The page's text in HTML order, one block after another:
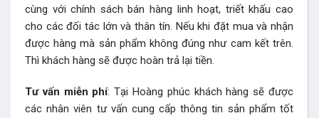
cùng với chính sách bán hàng linh hoạt, triết khấu cao
cho các đối tác lớn và thân tín. Nếu khi đặt mua và nhận
được hàng mà sản phẩm không đúng như cam kết trên.
Thì khách hàng sẽ được hoàn trả lại tiền.
Tư vấn miễn phí: Tại Hoàng phúc khách hàng sẽ được
các nhân viên tư vấn cung cấp thông tin sản phẩm tốt